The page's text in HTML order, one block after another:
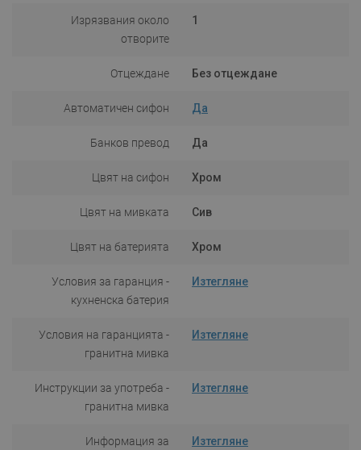
Изрязвания около
отворите
1
Отцеждане Без отцеждане
Автоматичен сифон Да
Банков превод Да
Цвят на сифон Хром
Цвят на мивката Сив
Цвят на батерията Хром
Условия за гаранция -
кухненска батерия
Изтегляне
Условия на гаранцията -
гранитна мивка
Изтегляне
Инструкции за употреба -
гранитна мивка
Изтегляне
Информация за
Изтегляне